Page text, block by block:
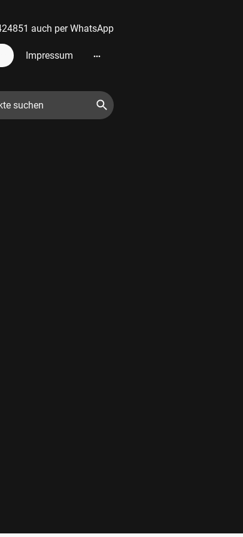
auch per WhatsApp
Impressum